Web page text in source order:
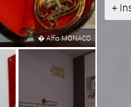
�Alfio MONACO
+